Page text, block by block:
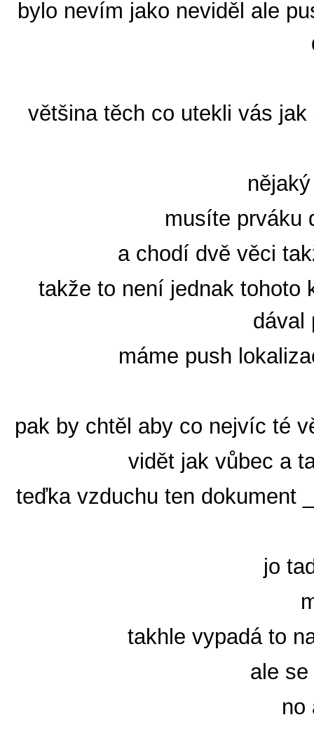
bylo nevím jako neviděl ale
většina těch co utekli vás
musíte prváku
a chodí dvě věci
takže to není jednak tohoto
dával
máme push
pak by chtěl aby co nejvíc té
vidět jak vůbec a
teďka vzduchu ten dokument
jo
takhle vypadá to
ale
no